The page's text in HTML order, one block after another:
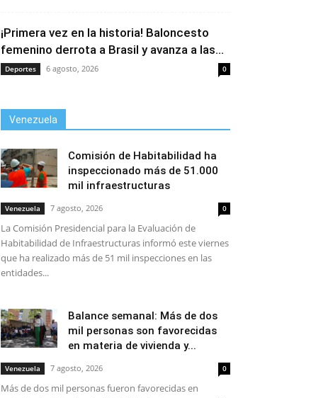
¡Primera vez en la historia! Baloncesto
femenino derrota a Brasil y avanza a las...
Deportes 6 agosto, 2026 0
Venezuela
Comisión de Habitabilidad ha
inspeccionado más de 51.000
mil infraestructuras
Venezuela 7 agosto, 2026 0
La Comisión Presidencial para la Evaluación de
Habitabilidad de Infraestructuras informó este viernes
que ha realizado más de 51 mil inspecciones en las
entidades...
Balance semanal: Más de dos
mil personas son favorecidas
en materia de vivienda y...
Venezuela 7 agosto, 2026 0
Más de dos mil personas fueron favorecidas en